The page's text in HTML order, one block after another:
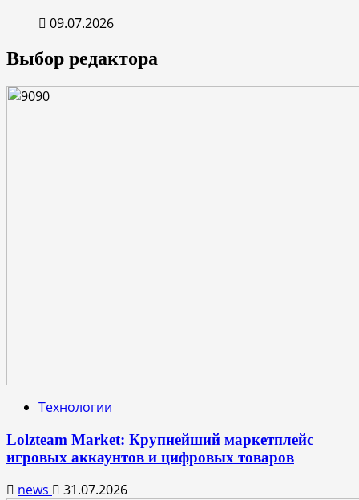
09.07.2026
Выбор редактора
Технологии
Lolzteam Market: Крупнейший маркетплейс
игровых аккаунтов и цифровых товаров
news 31.07.2026